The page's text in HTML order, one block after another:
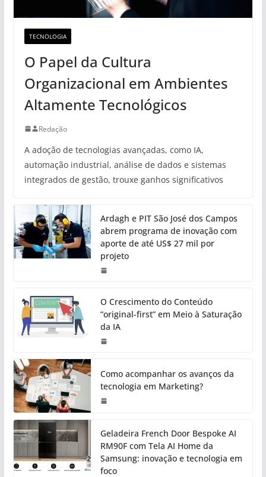
TECNOLOGIA
O Papel da Cultura
Organizacional em Ambientes
Altamente Tecnológicos
Redação
A adoção de tecnologias avançadas, como IA,
automação industrial, análise de dados e sistemas
integrados de gestão, trouxe ganhos significativos
Ardagh e PIT São José dos Campos
abrem programa de inovação com
aporte de até US$ 27 mil por
projeto
O Crescimento do Conteúdo
“original-first” em Meio à Saturação
da IA
Como acompanhar os avanços da
tecnologia em Marketing?
Geladeira French Door Bespoke AI
RM90F com Tela AI Home da
Samsung: inovação e tecnologia em
foco